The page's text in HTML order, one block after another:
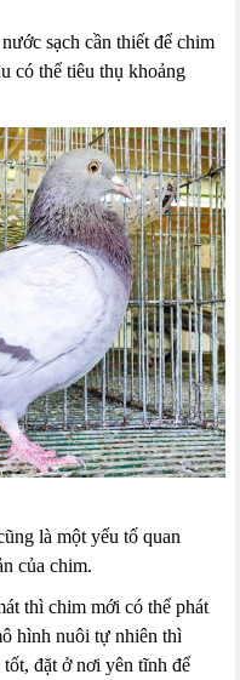
sạch cần thiết để chim
có thể tiêu thụ khoảng
là một yếu tố quan
của chim.
thì chim mới có thể phát
hình nuôi tự nhiên thì
đặt ở nơi yên tĩnh để